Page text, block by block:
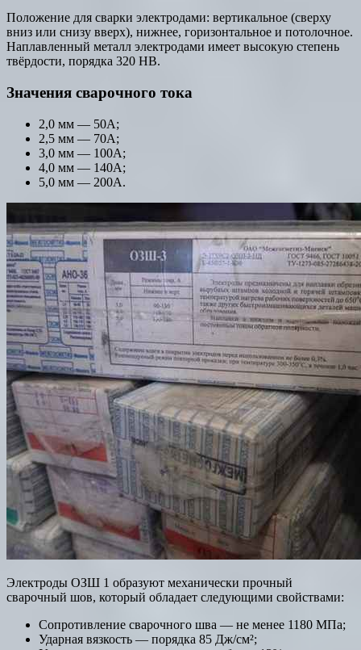
Положение для сварки электродами: вертикальное (сверху
вниз или снизу вверх), нижнее, горизонтальное и потолочное.
Наплавленный металл электродами имеет высокую степень
твёрдости, порядка 320 НВ.
Значения сварочного тока
2,0 мм — 50А;
2,5 мм — 70А;
3,0 мм — 100А;
4,0 мм — 140А;
5,0 мм — 200А.
Электроды ОЗШ 1 образуют механически прочный
сварочный шов, который обладает следующими свойствами:
Сопротивление сварочного шва — не менее 1180 МПа;
Ударная вязкость — порядка 85 Дж/см²;